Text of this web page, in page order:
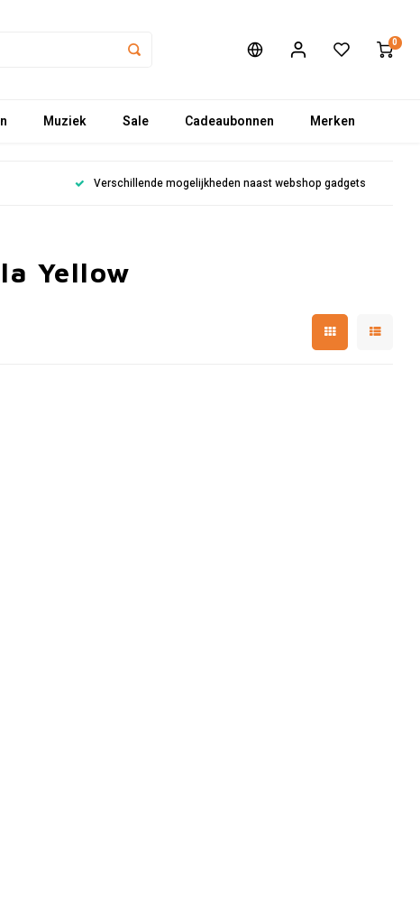
0
Muziek Sale Cadeaubonnen Merken
Verschillende mogelijkheden naast webshop gadgets
Yellow